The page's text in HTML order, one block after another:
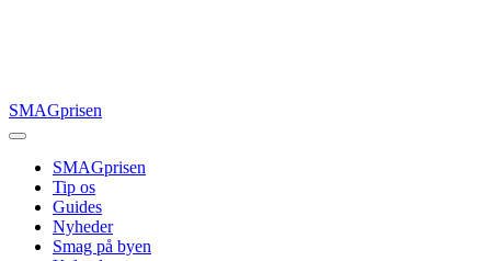
SMAGprisen
SMAGprisen
Tip os
Guides
Nyheder
Smag på byen